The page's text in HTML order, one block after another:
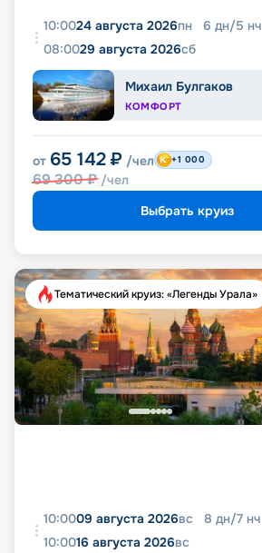
10:0024 августа 2026пн 6 дн/5 нч
08:0029 августа 2026сб
Михаил Булгаков
КОМФОРТ
от 65 142 ₽ /чел
69 300₽ /чел
+1 000
Выбрать круиз
Тематический круиз: «Легенды Урала»
10:0009 августа 2026вс 8 дн/7 нч
10:0016 августа 2026вс